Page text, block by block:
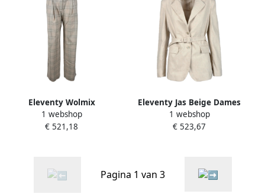
Eleventy Wolmix
Stretchbroek Beige Dames
1 webshop
€ 521,18
Eleventy Jas Beige Dames
1 webshop
€ 523,67
Pagina 1 van 3